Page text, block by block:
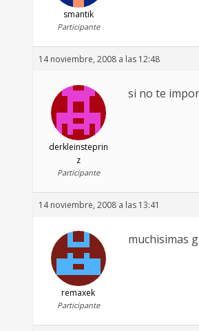
smantik
Participante
14 noviembre, 2008 a las 12:48
derkleinsteprin
z
Participante
si no te
14 noviembre, 2008 a las 13:41
remaxek
Participante
muchisimas